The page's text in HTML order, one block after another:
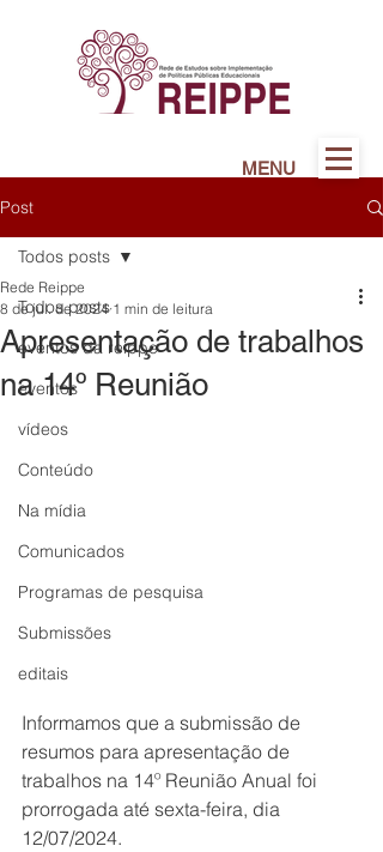
MENU
Post
Todos posts
eventos da reippe
eventos
vídeos
Conteúdo
Na mídia
Comunicados
Programas de pesquisa
Submissões
editais
Todos posts
Apresentação de trabalhos
na 14º Reunião
Rede Reippe
8 de jul. de 2024 1 min de leitura
Informamos que a submissão de
resumos para apresentação de
trabalhos na 14º Reunião Anual foi
prorrogada até sexta-feira, dia
12/07/2024.